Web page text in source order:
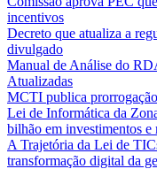
incentivos
Decreto que atualiza a
divulgado
Manual de Análise do
Atualizadas
MCTI publica
Lei de Informática da
bilhão em investimentos
A Trajetória da Lei de
transformação digital da